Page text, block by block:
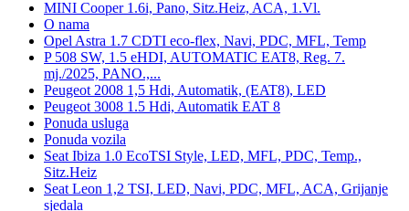
MINI Cooper 1.6i, Pano, Sitz.Heiz, ACA, 1.Vl.
O nama
Opel Astra 1.7 CDTI eco-flex, Navi, PDC, MFL, Temp
P 508 SW, 1.5 eHDI, AUTOMATIC EAT8, Reg. 7.
mj./2025, PANO.,...
Peugeot 2008 1,5 Hdi, Automatik, (EAT8), LED
Peugeot 3008 1.5 Hdi, Automatik EAT 8
Ponuda usluga
Ponuda vozila
Seat Ibiza 1.0 EcoTSI Style, LED, MFL, PDC, Temp.,
Sitz.Heiz
Seat Leon 1,2 TSI, LED, Navi, PDC, MFL, ACA, Grijanje
sjedala